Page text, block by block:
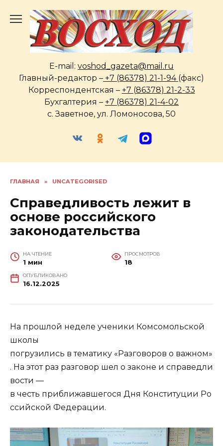
содержанию
E-mail: voshod_gazeta@mail.ru
Главный-редактор – +7 (86378) 21-1-94 (факс)
Корреспондентская – +7 (86378) 21-2-33
Бухгалтерия – +7 (86378) 21-4-02
с. Заветное, ул. Ломоносова, 50
ГЛАВНАЯ » UNCATEGORISED
Справедливость лежит в
основе российского
законодательства
НА ЧТЕНИЕ
1 мин
ПРОСМОТРОВ
18
ОПУБЛИКОВАНО
16.12.2025
На прошлой неделе ученики Комсомольской
школы
погрузились в тематику «Разговоров о важном»
. На этот раз разговор шел о законе и справедли
вости —
в честь приближавшегося Дня Конституции Ро
ссийской Федерации.